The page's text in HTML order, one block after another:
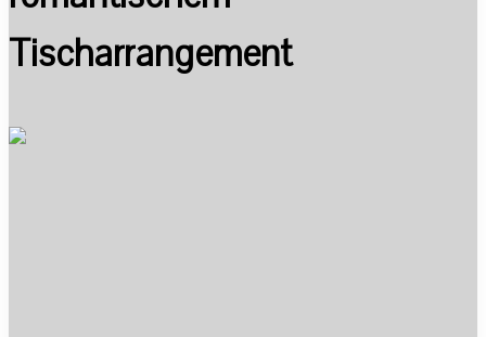
Tischarrangement